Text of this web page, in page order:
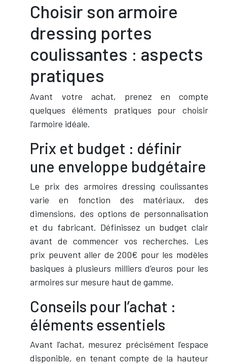
Choisir son armoire
dressing portes
coulissantes : aspects
pratiques
Avant votre achat, prenez en compte
quelques éléments pratiques pour choisir
l’armoire idéale.
Prix et budget : définir
une enveloppe budgétaire
Le prix des armoires dressing coulissantes
varie en fonction des matériaux, des
dimensions, des options de personnalisation
et du fabricant. Définissez un budget clair
avant de commencer vos recherches. Les
prix peuvent aller de 200€ pour les modèles
basiques à plusieurs milliers d’euros pour les
armoires sur mesure haut de gamme.
Conseils pour l’achat :
éléments essentiels
Avant l’achat, mesurez précisément l’espace
disponible, en tenant compte de la hauteur